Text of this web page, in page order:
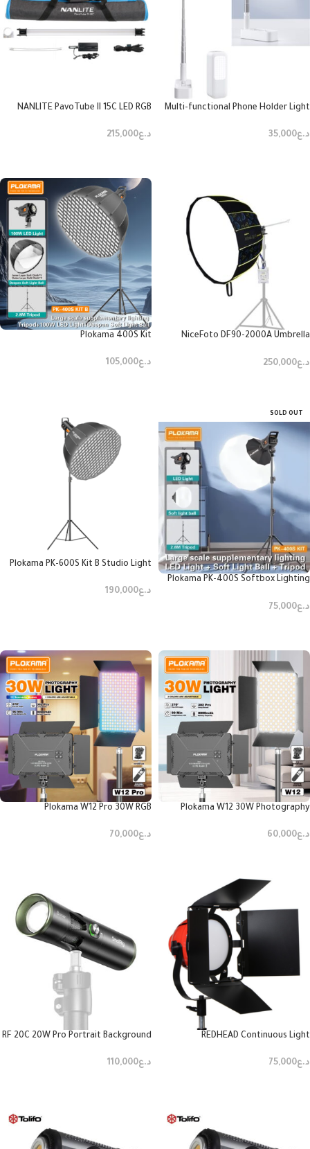
Multi-functional Phone Holder Light
د.ع35,000
NANLITE PavoTube II 15C LED RGB
د.ع215,000
NiceFoto DF90-2000A Umbrella
د.ع250,000
Plokama 400S Kit
د.ع105,000
SOLD OUT
Plokama PK-400S Softbox Lighting
د.ع75,000
Plokama PK-600S Kit B Studio Light
د.ع190,000
Plokama W12 30W Photography
د.ع60,000
Plokama W12 Pro 30W RGB
د.ع70,000
REDHEAD Continuous Light
د.ع75,000
RF 20C 20W Pro Portrait Background
د.ع110,000